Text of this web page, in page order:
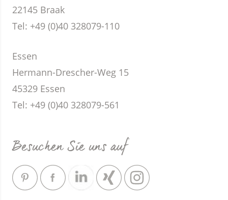
22145 Braak
Tel: +49 (0)40 328079-110
Essen
Hermann-Drescher-Weg 15
45329 Essen
Tel: +49 (0)40 328079-561
Besuchen Sie uns auf